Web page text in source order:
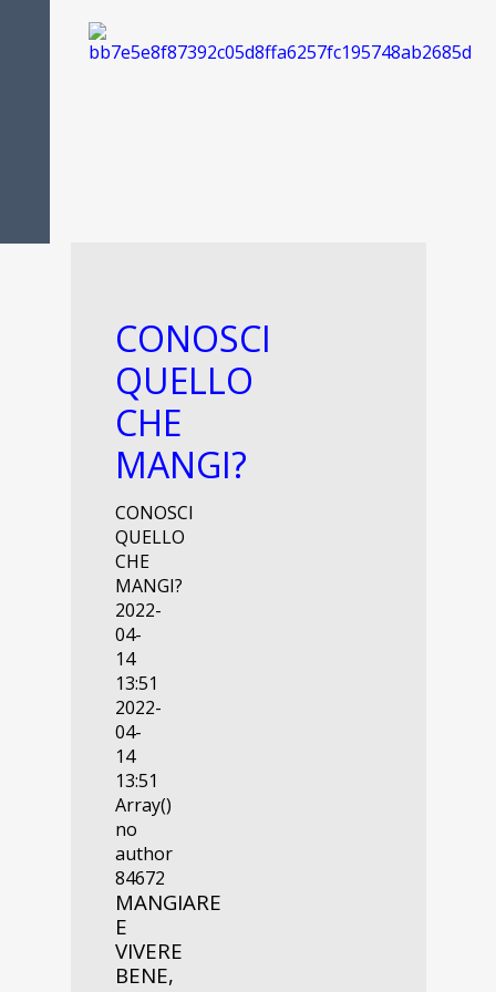
CONOSCI
QUELLO
CHE
MANGI?
CONOSCI
QUELLO
CHE
MANGI?
2022-
04-
14
13:51
2022-
04-
14
13:51
Array()
no
author
84672
MANGIARE
E
VIVERE
BENE,